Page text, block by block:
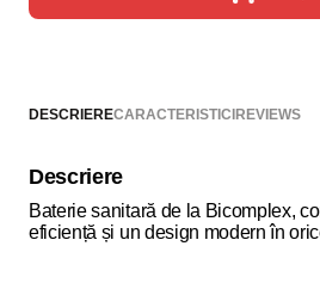
DESCRIERECARACTERISTICIREVIEWS
Descriere
Baterie sanitară de la Bicomplex,
eficiență și un design modern în